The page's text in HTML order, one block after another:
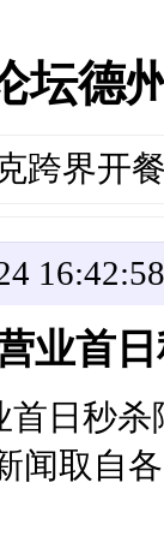
坛德
跨界开
16:42:58
业首
日秒
闻取自